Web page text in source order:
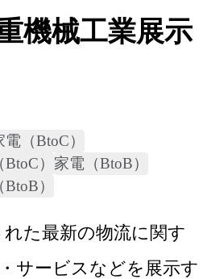
機械工業展示
電（BtoC）
） 家電（BtoB）
）
れた最新の物流に関す
サービスなどを展示す